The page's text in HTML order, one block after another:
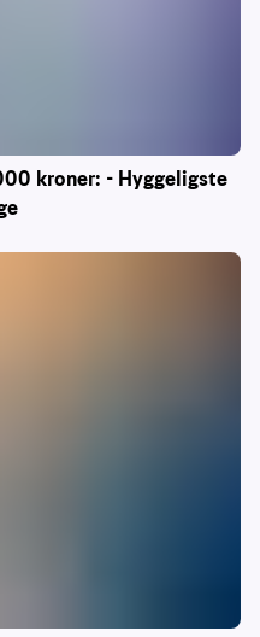
kroner: - Hyggeligste